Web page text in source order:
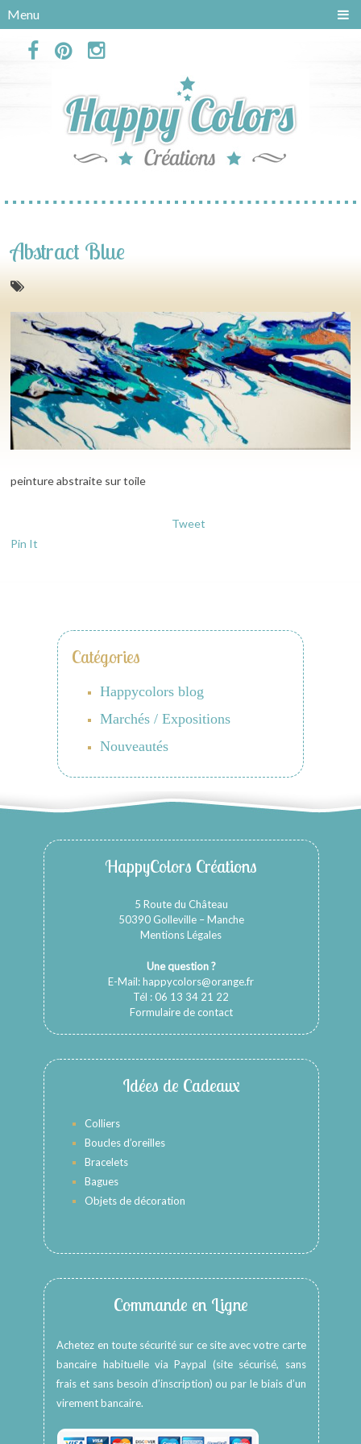
Menu
Abstract Blue
peinture abstraite sur toile
Tweet
Pin It
Catégories
Happycolors blog
Marchés / Expositions
Nouveautés
HappyColors Créations
5 Route du Château
50390 Golleville – Manche
Mentions Légales
Une question ?
E-Mail:happycolors@orange.fr
Tél : 06 13 34 21 22
Formulaire de contact
Idées de Cadeaux
Colliers
Boucles d’oreilles
Bracelets
Bagues
Objets de décoration
Commande en Ligne
Achetez en toute sécurité sur ce site avec votre carte
bancaire habituelle via Paypal (site sécurisé, sans
frais et sans besoin d’inscription) ou par le biais d’un
virement bancaire.
Panneau de gestion des cookies